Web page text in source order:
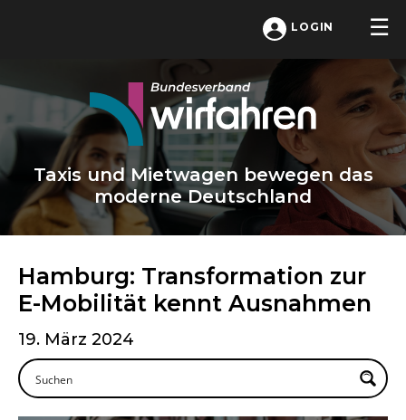
LOGIN
Taxis und Mietwagen bewegen das
moderne Deutschland
Hamburg: Transformation zur
E-Mobilität kennt Ausnahmen
19. März 2024